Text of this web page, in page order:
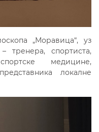
„Моравица“, уз
тренера, спортиста,
медицине,
локалне